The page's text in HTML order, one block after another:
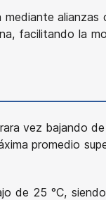
alianzas
facilitando la
vez bajando
promedio
de 25 °C,